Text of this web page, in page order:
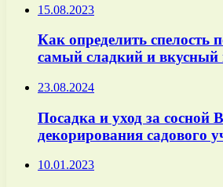
15.08.2023
Как определить спелость
самый сладкий и вкусный
23.08.2024
Посадка и уход за сосной
декорирования садового
10.01.2023